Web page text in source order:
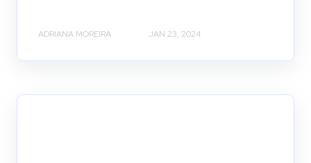
ADRIANA MOREIRA JAN 23, 2024